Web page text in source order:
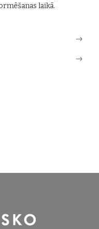
laikā.